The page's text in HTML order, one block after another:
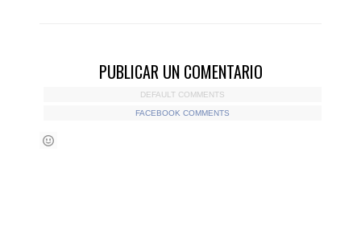
PUBLICAR UN COMENTARIO
DEFAULT COMMENTS
FACEBOOK COMMENTS